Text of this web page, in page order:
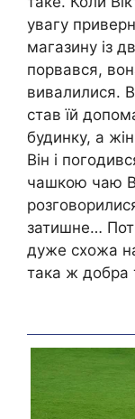
увагу
магазину із
порвався,
вивалилися.
став їй
будинку, а
Він і
чашкою чаю
затишне…
дуже схожа
така ж добра